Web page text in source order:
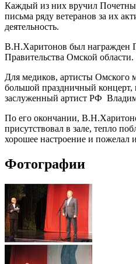
Каждый из них вручил
письма ряду ветеранов за их
деятельность.
В.Н.Харитонов был награжден
Правительства Омской области.
Для медиков, артисты Омского
большой праздничный
заслуженный артист РФ
По его окончании,
присутствовал в зале, тепло
хорошее настроение и пожелал
Фотографии